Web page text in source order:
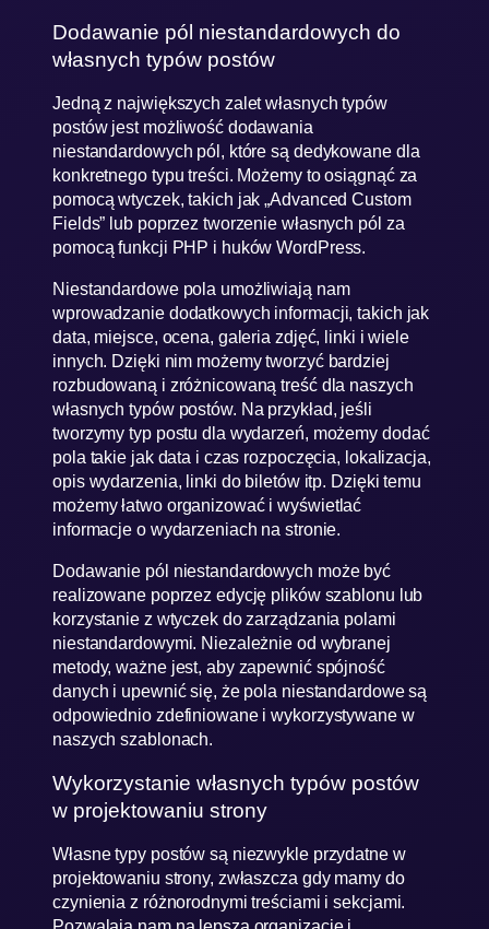
Dodawanie pól niestandardowych do
własnych typów postów
Jedną z największych zalet własnych typów
postów jest możliwość dodawania
niestandardowych pól, które są dedykowane dla
konkretnego typu treści. Możemy to osiągnąć za
pomocą wtyczek, takich jak „Advanced Custom
Fields” lub poprzez tworzenie własnych pól za
pomocą funkcji PHP i huków WordPress.
Niestandardowe pola umożliwiają nam
wprowadzanie dodatkowych informacji, takich jak
data, miejsce, ocena, galeria zdjęć, linki i wiele
innych. Dzięki nim możemy tworzyć bardziej
rozbudowaną i zróżnicowaną treść dla naszych
własnych typów postów. Na przykład, jeśli
tworzymy typ postu dla wydarzeń, możemy dodać
pola takie jak data i czas rozpoczęcia, lokalizacja,
opis wydarzenia, linki do biletów itp. Dzięki temu
możemy łatwo organizować i wyświetlać
informacje o wydarzeniach na stronie.
Dodawanie pól niestandardowych może być
realizowane poprzez edycję plików szablonu lub
korzystanie z wtyczek do zarządzania polami
niestandardowymi. Niezależnie od wybranej
metody, ważne jest, aby zapewnić spójność
danych i upewnić się, że pola niestandardowe są
odpowiednio zdefiniowane i wykorzystywane w
naszych szablonach.
Wykorzystanie własnych typów postów
w projektowaniu strony
Własne typy postów są niezwykle przydatne w
projektowaniu strony, zwłaszcza gdy mamy do
czynienia z różnorodnymi treściami i sekcjami.